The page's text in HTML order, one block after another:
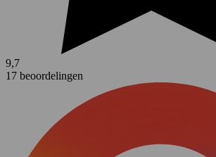
9,7
17 beoordelingen